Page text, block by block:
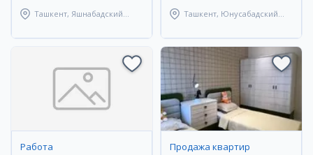
Ташкент, Яшнабадский
Ташкент, Юнусабадский
Работа Продажа квартир